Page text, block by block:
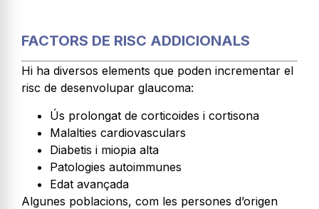
FACTORS DE RISC ADDICIONALS
Hi ha diversos elements que poden incrementar el
risc de desenvolupar glaucoma:
Ús prolongat de corticoides i cortisona
Malalties cardiovasculars
Diabetis i miopia alta
Patologies autoimmunes
Edat avançada
Algunes poblacions, com les persones d’origen